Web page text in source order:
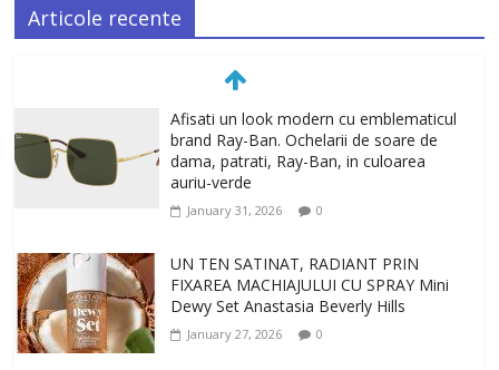
Articole recente
Afisati un look modern cu emblematicul
brand Ray-Ban. Ochelarii de soare de
dama, patrati, Ray-Ban, in culoarea
auriu-verde
January 31, 2026 0
UN TEN SATINAT, RADIANT PRIN
FIXAREA MACHIAJULUI CU SPRAY Mini
Dewy Set Anastasia Beverly Hills
January 27, 2026 0